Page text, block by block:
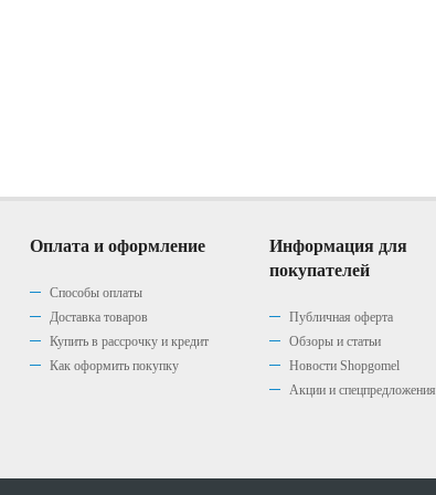
Оплата и оформление
Способы оплаты
Доставка товаров
Купить в рассрочку и кредит
Как оформить покупку
Информация для
покупателей
Публичная оферта
Обзоры и статьи
Новости Shopgomel
Акции и спецпредложения